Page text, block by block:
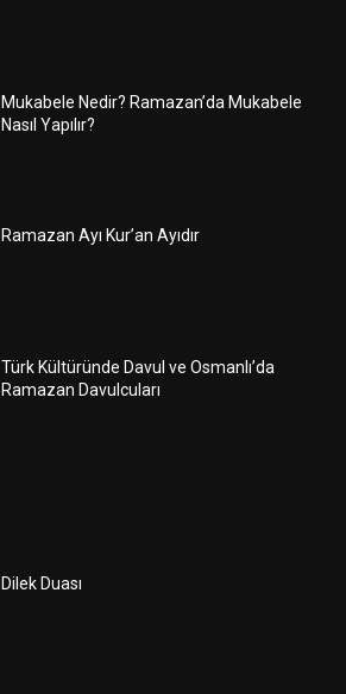
Mukabele Nedir? Ramazan’da Mukabele
Nasıl Yapılır?
Ramazan Ayı Kur’an Ayıdır
Türk Kültüründe Davul ve Osmanlı’da
Ramazan Davulcuları
Dilek Duası